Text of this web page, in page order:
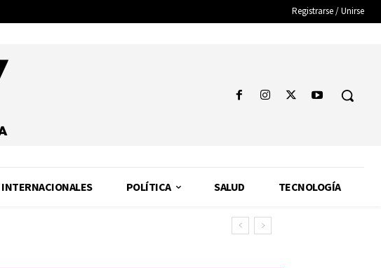
Registrarse / Unirse
INTERNACIONALES POLÍTICA SALUD TECNOLOGÍA